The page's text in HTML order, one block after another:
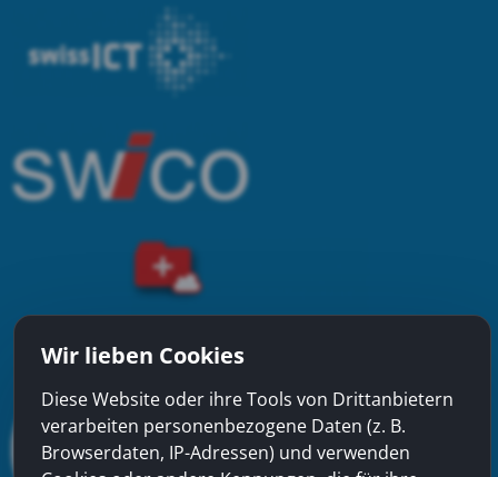
Wir lieben Cookies
Diese Website oder ihre Tools von Drittanbietern
verarbeiten personenbezogene Daten (z. B.
Browserdaten, IP-Adressen) und verwenden